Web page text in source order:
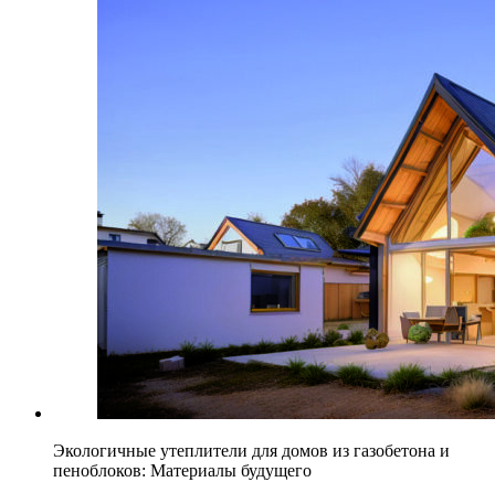
Экологичные утеплители для домов из газобетона и
пеноблоков: Материалы будущего